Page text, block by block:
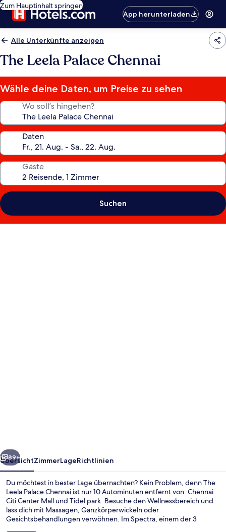
Zum Hauptinhalt springen
App herunterladen
Alle Unterkünfte anzeigen
The Leela Palace Chennai
Wähle deine Daten, um Preise zu sehen
Wo soll’s hingehen?
Daten
Gäste
Suchen
Weiter
89+
ÜbersichtZimmerLageRichtlinien
Du möchtest in bester Lage übernachten? Kein Problem, denn The
Leela Palace Chennai ist nur 10 Autominuten entfernt von: Chennai
Citi Center Mall und Tidel park. Besuche den Wellnessbereich und
lass dich mit Massagen, Ganzkörperwickeln oder
Gesichtsbehandlungen verwöhnen. Im Spectra, einem der 3